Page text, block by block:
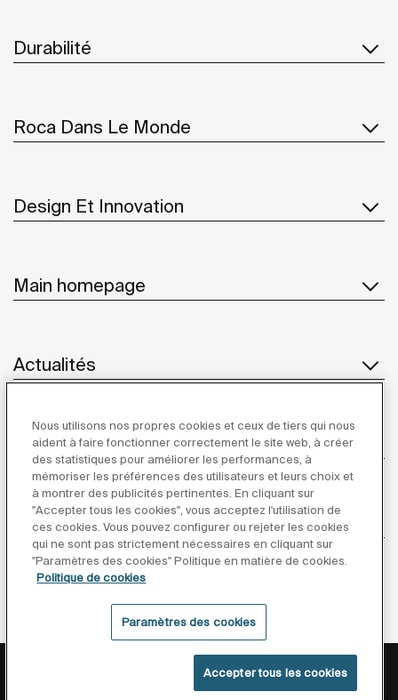
Durabilité
Roca Dans Le Monde
Design Et Innovation
Main homepage
Actualités
Service Client
Fournisseurs
Suivez-nous
Politique De Cookies
Nous utilisons nos propres cookies et ceux de tiers qui nous
aident à faire fonctionner correctement le site web, à créer
des statistiques pour améliorer les performances, à
mémoriser les préférences des utilisateurs et leurs choix et
à montrer des publicités pertinentes. En cliquant sur
"Accepter tous les cookies", vous acceptez l'utilisation de
ces cookies. Vous pouvez configurer ou rejeter les cookies
qui ne sont pas strictement nécessaires en cliquant sur
"Paramètres des cookies" Politique en matière de cookies.
Politique de cookies
Paramètres des cookies
Accepter tous les cookies